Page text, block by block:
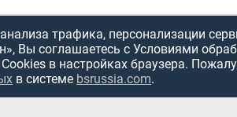
трафика, персонализации
Вы соглашаетесь с Условиями
в настройках браузера.
в системе bsrussia.com.